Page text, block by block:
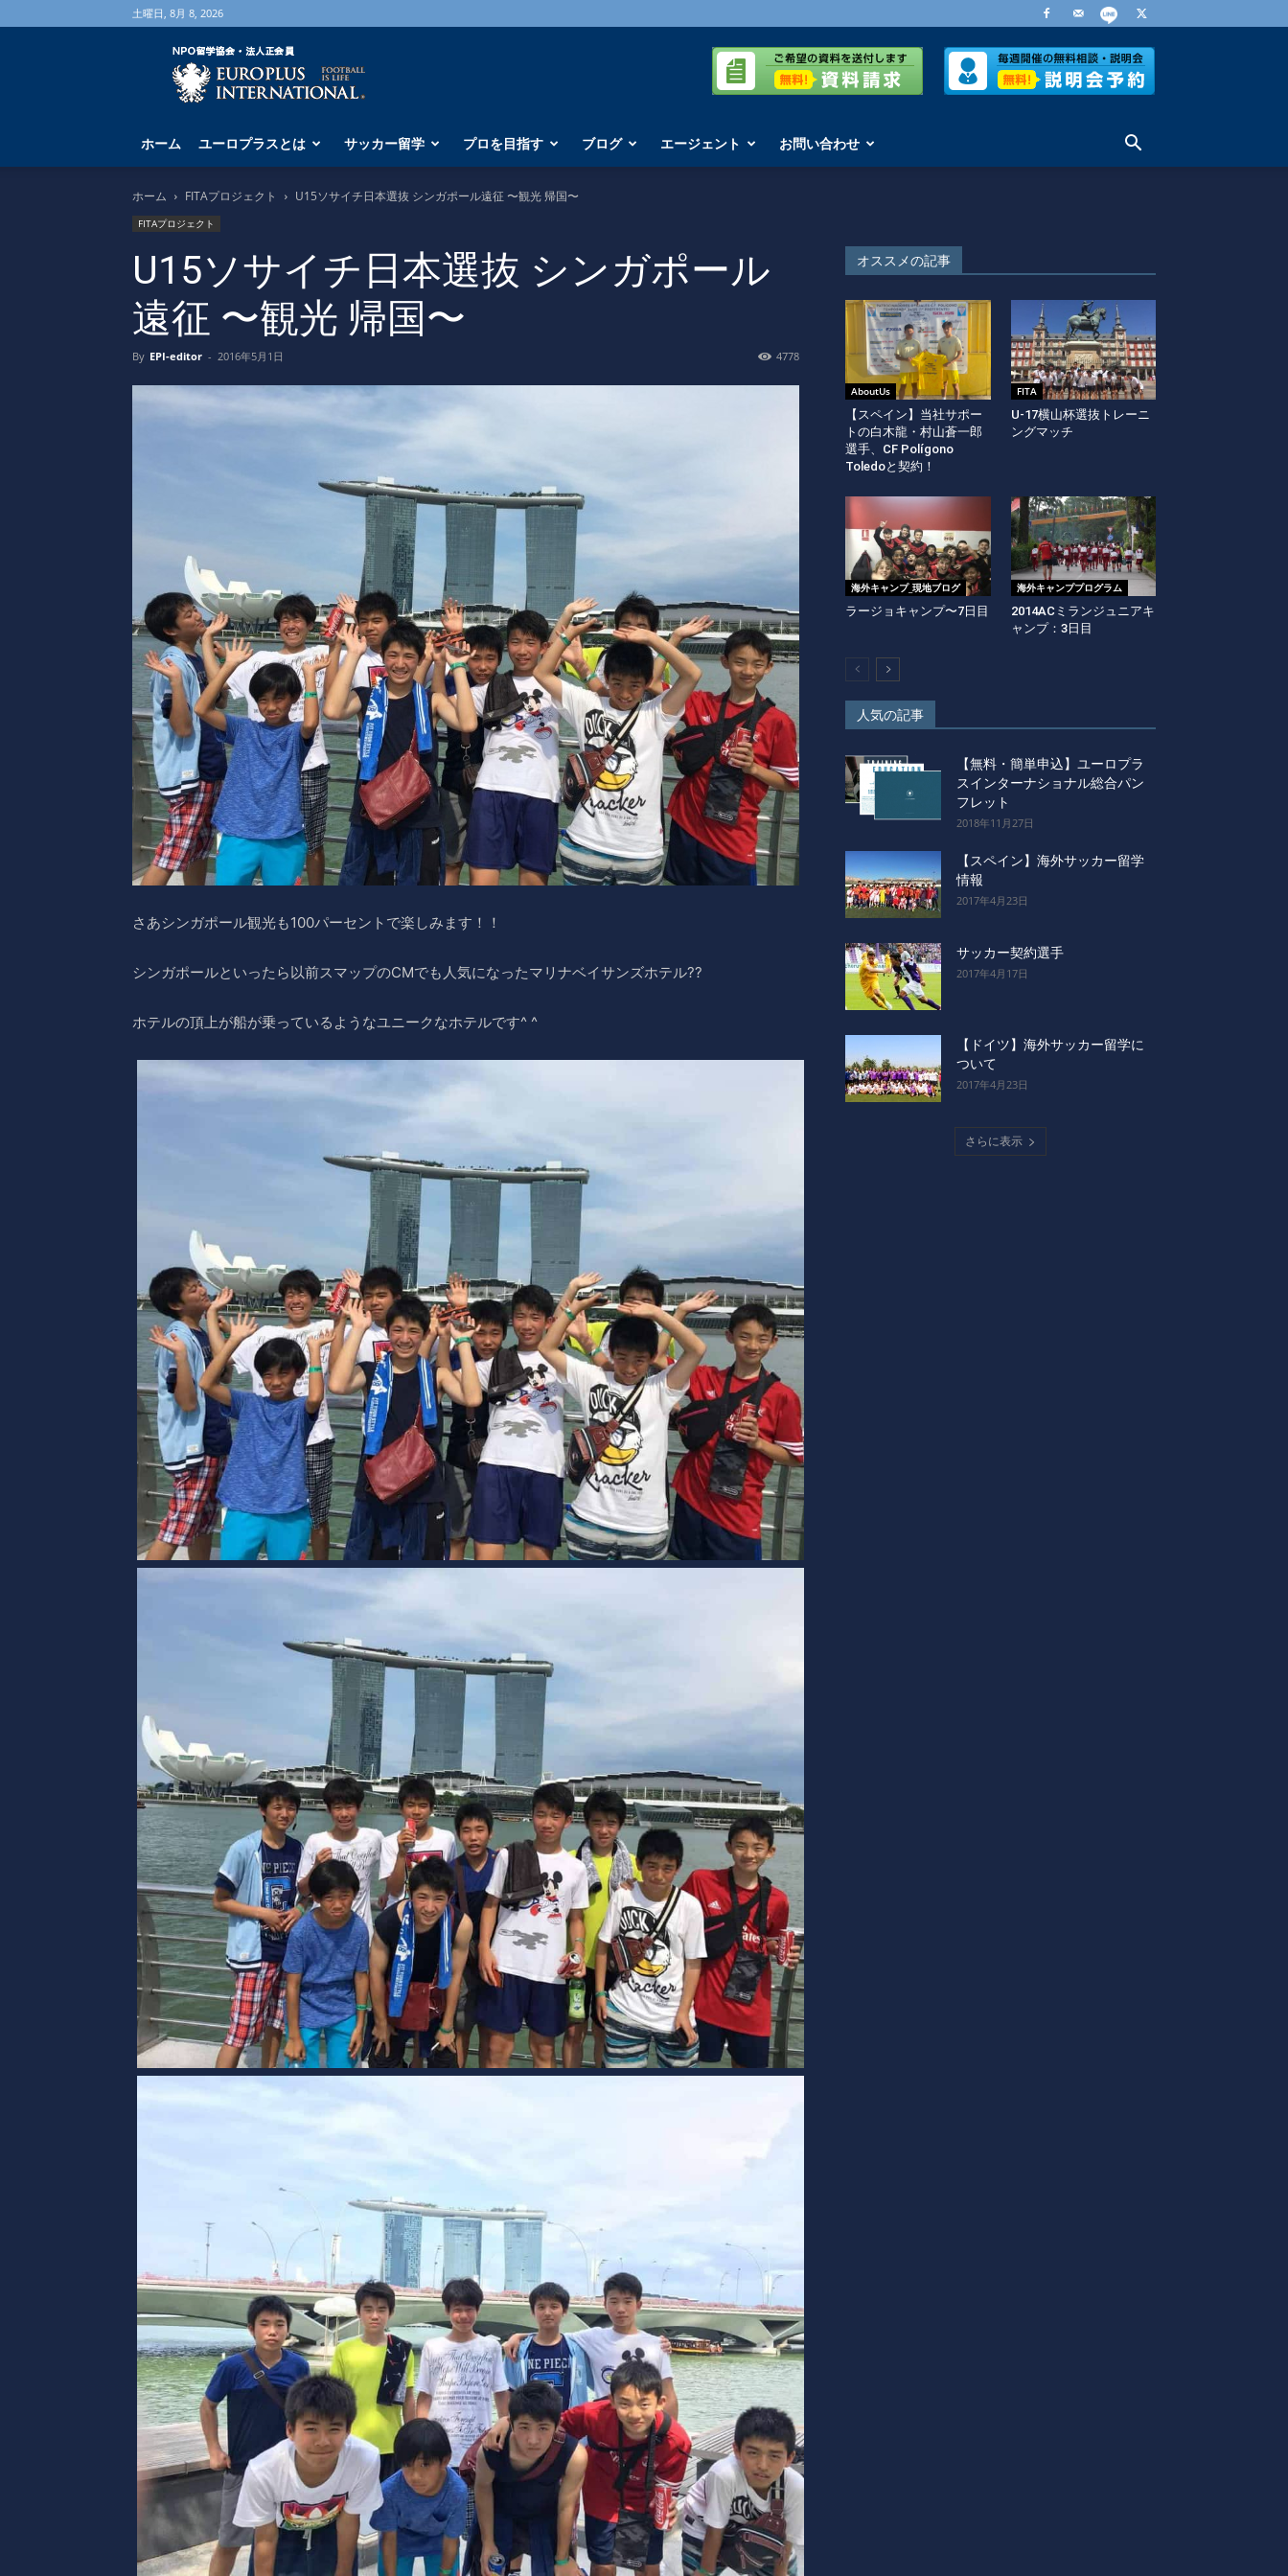
土曜日, 8月 8, 2026
海
外
サ
ー
学
ユ
ー
プ
ラ
ス
ホーム ユーロプラスとは サッカー留学 プロを目指す ブログ エージェント お問い合わせ
ホーム FITAプロジェクト U15ソサイチ日本選抜 シンガポール遠征 〜観光 帰国〜
FITAプロジェクト
U15ソサイチ日本選抜 シンガポール
遠征 〜観光 帰国〜
By EPI-editor - 2016年5月1日 4778
さあシンガポール観光も100パーセントで楽しみます！！
シンガポールといったら以前スマップのCMでも人気になったマリナベイサンズホテル??
ホテルの頂上が船が乗っているようなユニークなホテルです^ ^
オススメの記事
AboutUs
【スペイン】当社サポー
トの白木龍・村山蒼一郎
選手、CF Polígono
Toledoと契約！
FITA
U-17横山杯選抜トレーニ
ングマッチ
海外キャンプ_現地ブログ
ラージョキャンプ〜7日目
海外キャンププログラム
2014ACミランジュニアキ
ャンプ：3日目
人気の記事
【無料・簡単申込】ユーロプラ
スインターナショナル総合パン
フレット
2018年11月27日
【スペイン】海外サッカー留学
情報
2017年4月23日
サッカー契約選手
2017年4月17日
【ドイツ】海外サッカー留学に
ついて
2017年4月23日
さらに表示